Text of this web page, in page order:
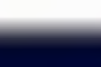
contenu